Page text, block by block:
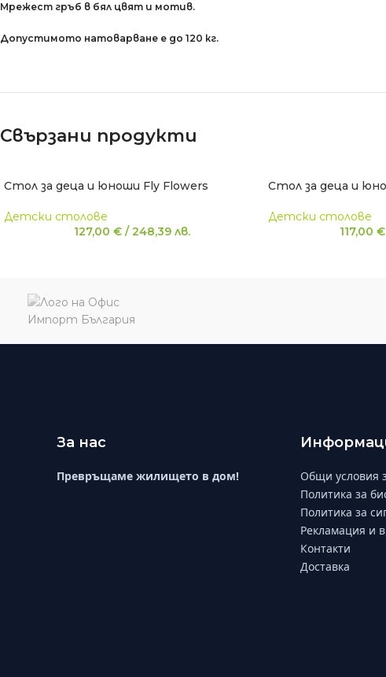
Мрежест гръб в бял цвят и мотив.
Допустимото натоварване е до 120 кг.
Свързани продукти
Стол за деца и юноши Fly Flowers
Детски столове
127,00 € /248,39 лв.
Стол за деца и
Детски столове
117,00 €
За нас
Превръщаме жилището в дом!
Общи условия
Политика за
Политика за
Рекламация и
Контакти
Доставка